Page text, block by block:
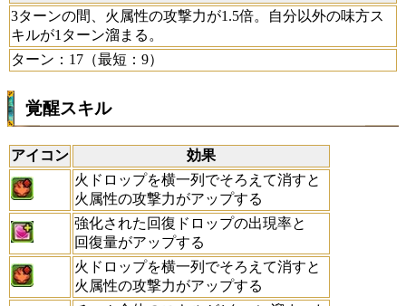
3ターンの間、火属性の攻撃力が1.5倍。自分以外の味方ス
キルが1ターン溜まる。
ターン：17（最短：9）
覚醒スキル
アイコン
効果
火ドロップを横一列でそろえて消すと
火属性の攻撃力がアップする
強化された回復ドロップの出現率と
回復量がアップする
火ドロップを横一列でそろえて消すと
火属性の攻撃力がアップする